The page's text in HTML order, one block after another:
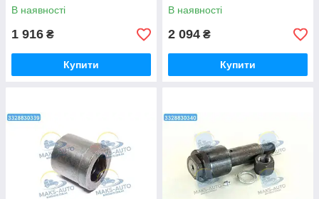
В наявності
1 916 ₴
Купити
В наявності
2 094 ₴
Купити